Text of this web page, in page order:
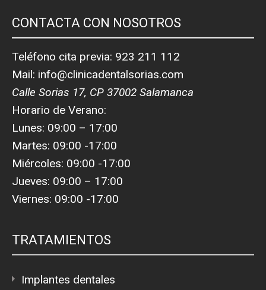
CONTACTA CON NOSOTROS
Teléfono cita previa: 923 211 112
Mail: info@clinicadentalsorias.com
Calle Sorias 17, CP 37002 Salamanca
Horario de Verano:
Lunes: 09:00 – 17:00
Martes: 09:00 -17:00
Miércoles: 09:00 -17:00
Jueves: 09:00 – 17:00
Viernes: 09:00 -17:00
TRATAMIENTOS
Implantes dentales